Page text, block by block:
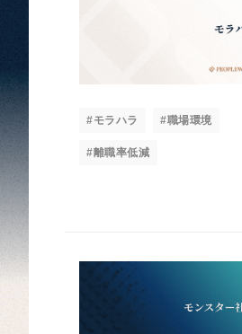
#モラハラ #職場環境
#離職率低減